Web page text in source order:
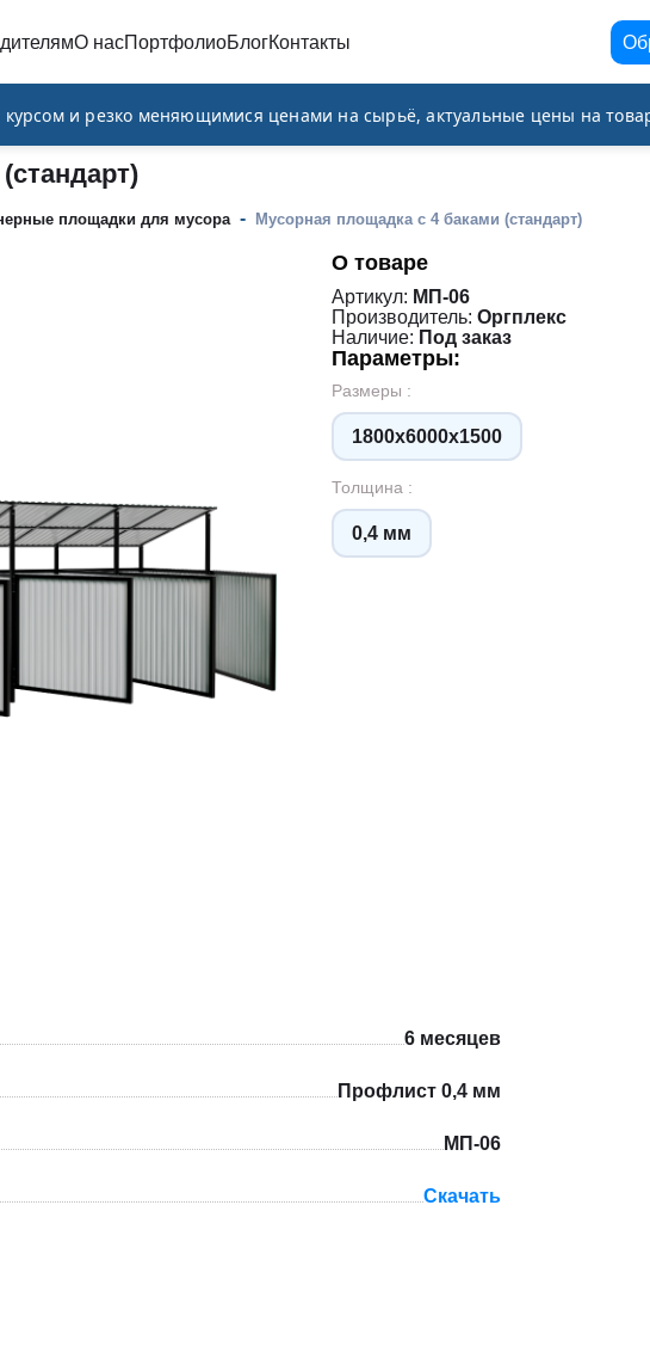
О насПортфолиоБлогКонтакты
курсом и резко меняющимися ценами на сырьё, актуальные цены на
площадки для мусора - Мусорная площадка с 4 баками (стандарт)
О товаре
Артикул: МП-06
Производитель:Оргплекс
Наличие: Под заказ
Параметры:
Размеры :
1800х6000х1500
Толщина :
0,4 мм
6 месяцев
Профлист 0,4 мм
МП-06
Скачать